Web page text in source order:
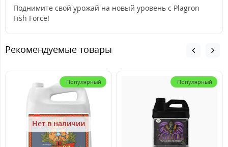
Поднимите свой урожай на новый уровень с Plagron
Fish Force!
Рекомендуемые товары
Популярный
Нет в наличии
Популярный